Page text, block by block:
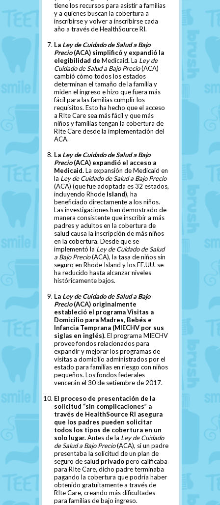
tiene los recursos para asistir a familias
y a quienes buscan la cobertura a
inscribirse y volver a inscribirse cada
año a través de HealthSource RI.
La Ley de Cuidado de Salud a Bajo
Precio(ACA) simplificó y expandió la
elegibilidad de Medicaid.La Ley de
Cuidado de Salud a Bajo Precio(ACA)
cambió cómo todos los estados
determinan el tamaño de la familia y
miden el ingreso e hizo que fuera más
fácil para las familias cumplir los
requisitos. Esto ha hecho que el acceso
a RIte Care sea más fácil y que más
niños y familias tengan la cobertura de
RIte Care desde la implementación del
ACA.
La Ley de Cuidado de Salud a Bajo
Precio(ACA) expandió el acceso a
Medicaid.La expansión de Medicaid en
la Ley de Cuidado de Salud a Bajo Precio
(ACA) (que fue adoptada es 32 estados,
incluyendo Rhode Island), ha
beneficiado directamente a los niños.
Las investigaciones han demostrado de
manera consistente que inscribir a más
padres y adultos en la cobertura de
salud causa la inscripción de más niños
en la cobertura. Desde que se
implementó la Ley de Cuidado de Salud
a Bajo Precio(ACA), la tasa de niños sin
seguro en Rhode Island y los EE.UU. se
ha reducido hasta alcanzar niveles
históricamente bajos.
La Ley de Cuidado de Salud a Bajo
Precio(ACA) originalmente
estableció el programa Visitas a
Domicilio para Madres, Bebés e
Infancia Temprana (MIECHV por sus
siglas en inglés).El programa MIECHV
provee fondos relacionados para
expandir y mejorar los programas de
visitas a domicilio administrados por el
estado para familias en riesgo con niños
pequeños. Los fondos federales
vencerán el 30 de setiembre de 2017.
El proceso de presentación de la
solicitud “sin complicaciones” a
través de HealthSource RI asegura
que los padres pueden solicitar
todos los tipos de cobertura en un
solo lugar.Antes de la Ley de Cuidado
de Salud a Bajo Precio(ACA), si un padre
presentaba la solicitud de un plan de
seguro de salud privadopero calificaba
para RIte Care, dicho padre terminaba
pagando la cobertura que podría haber
obtenido gratuitamente a través de
RIte Care, creando más dificultades
para familias de bajo ingreso.